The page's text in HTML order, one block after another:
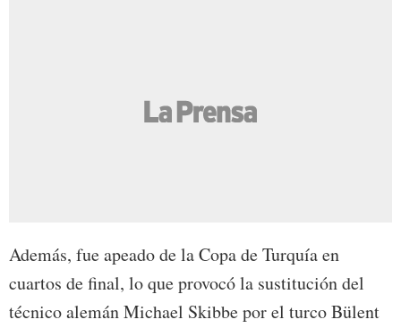
Además, fue apeado de la Copa de Turquía en
cuartos de final, lo que provocó la sustitución del
técnico alemán Michael Skibbe por el turco Bülent